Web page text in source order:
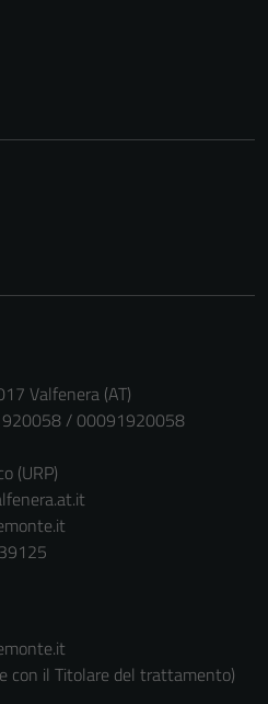
Valfenera (AT)
/ 00091920058
(URP)
con il Titolare del trattamento)